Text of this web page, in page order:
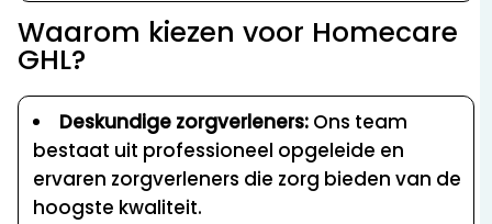
Waarom kiezen voor Homecare
GHL?
Deskundige zorgverleners: Ons team
bestaat uit professioneel opgeleide en
ervaren zorgverleners die zorg bieden van de
hoogste kwaliteit.